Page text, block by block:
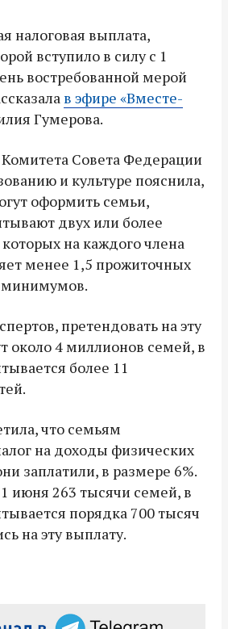
налоговая выплата,
вступило в силу с 1
востребованной мерой
в эфире «Вместе-
Гумерова.
Совета Федерации
и культуре пояснила,
оформить семьи,
двух или более
на каждого члена
менее 1,5 прожиточных
минимумов.
претендовать на эту
около 4 миллионов семей, в
более 11
что семьям
на доходы физических
заплатили, в размере 6%.
июня 263 тысячи семей, в
порядка 700 тысяч
на эту выплату.